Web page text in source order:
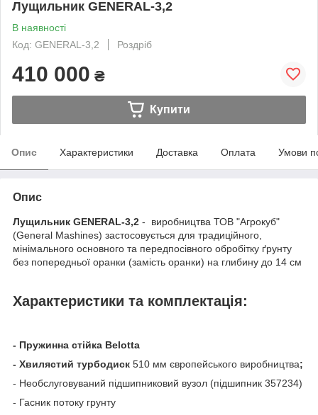
Лущильник GENERAL-3,2
В наявності
Код: GENERAL-3,2
Роздріб
410 000 ₴
Купити
Опис Характеристики Доставка Оплата Умови
Опис
Лущильник GENERAL-3,2 - виробництва ТОВ "Агрокуб"
(General Mashines) застосовується для традиційного,
мінімального основного та передпосівного обробітку ґрунту
без попередньої оранки (замість оранки) на глибину до 14 см
Характеристики та комплектація:
- Пружинна стійка Belotta
- Хвилястий турбодиск 510 мм європейського виробництва;
- Необслуговуваний підшипниковий вузол (підшипник 357234)
- Гасник потоку грунту